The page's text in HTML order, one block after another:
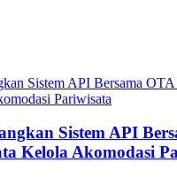
Sistem API
Kelola Akomodasi